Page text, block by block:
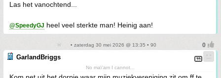
Las het vanochtend...
@SpeedyGJ heel veel sterkte man! Heinig aan!
• zaterdag 30 mei 2026 @ 13:35 • 90
GarlandBriggs
No ma\'am I cannot...